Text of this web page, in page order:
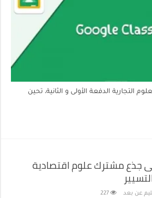
الدفعة الأولى و الثانية، تحين
جذع مشترك علوم اقتصادية
عن بعد 227